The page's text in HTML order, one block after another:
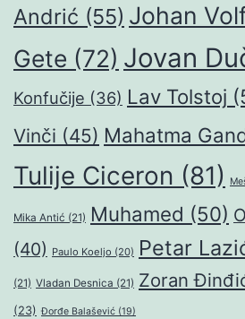
Andrić (55) Johan
Gete (72) Jovan
Konfučije (36) Lav Tolstoj
Vinči (45) Mahatma
Tulije Ciceron (81)
Mika Antić (21) Muhamed (50)
(40) Paulo Koeljo (20) Petar
(21) Vladan Desnica (21) Zoran
(23) Đorđe Balašević (19)